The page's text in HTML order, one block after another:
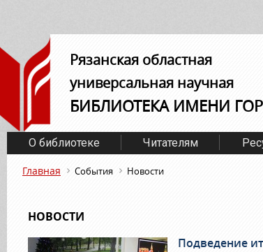
Рязанская областная
универсальная научная
БИБЛИОТЕКА ИМЕНИ
О библиотеке Читателям
Главная События Новости
НОВОСТИ
Подведение